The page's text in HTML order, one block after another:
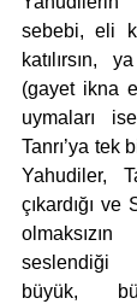
sebebi, eli
katılırsın,
(gayet ikna
uymaları
Tanrı’ya tek
Yahudiler,
çıkardığı ve
seslendiği
büyük,